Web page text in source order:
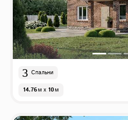
3 Спальни
14.76м x 10м